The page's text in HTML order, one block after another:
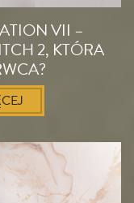
VII –
2, KTÓRA